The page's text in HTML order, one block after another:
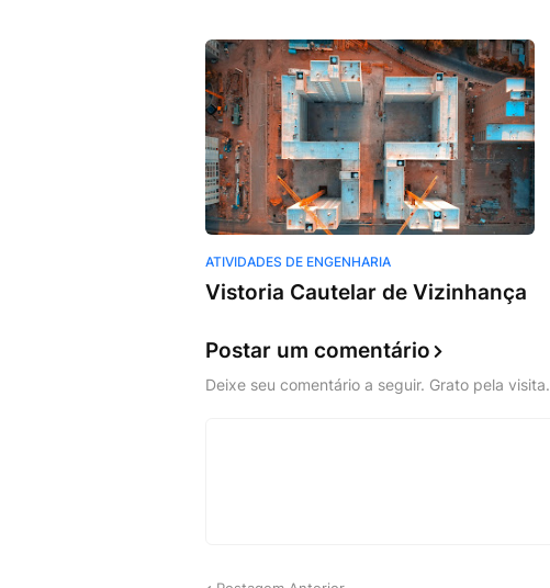
ATIVIDADES DE ENGENHARIA
Vistoria Cautelar de Vizinhança
Postar um comentário
Deixe seu comentário a seguir. Grato pela visita.